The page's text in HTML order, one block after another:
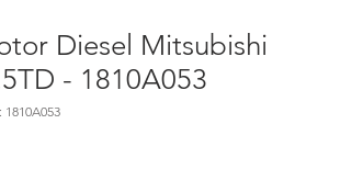
Diesel Mitsubishi
- 1810A053